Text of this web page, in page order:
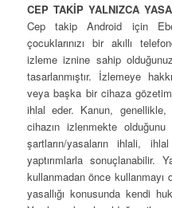
CEP TAKİP YALNIZCA
Cep takip Android için
çocuklarınızı bir akıllı
izleme iznine sahip
tasarlanmıştır. İzlemeye
veya başka bir cihaza gözetim
ihlal eder. Kanun, genellikle,
cihazın izlenmekte
şartların/yasaların ihlali,
yaptırımlarla sonuçlanabilir.
kullanmadan önce kullanmayı
yasallığı konusunda kendi